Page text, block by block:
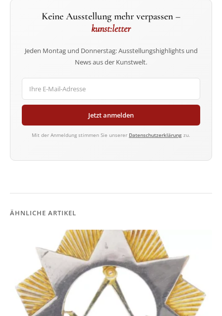
Keine Ausstellung mehr verpassen –
kunst:letter
Jeden Montag und Donnerstag: Ausstellungshighlights und
News aus der Kunstwelt.
Jetzt anmelden
Mit der Anmeldung stimmen Sie unserer Datenschutzerklärung zu.
ÄHNLICHE ARTIKEL